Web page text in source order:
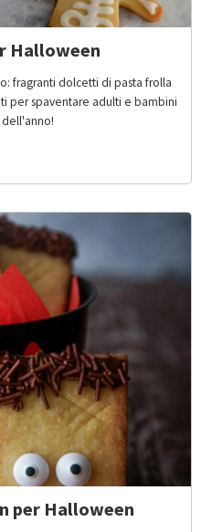
Halloween
fragranti dolcetti di pasta frolla
per spaventare adulti e bambini
per Halloween